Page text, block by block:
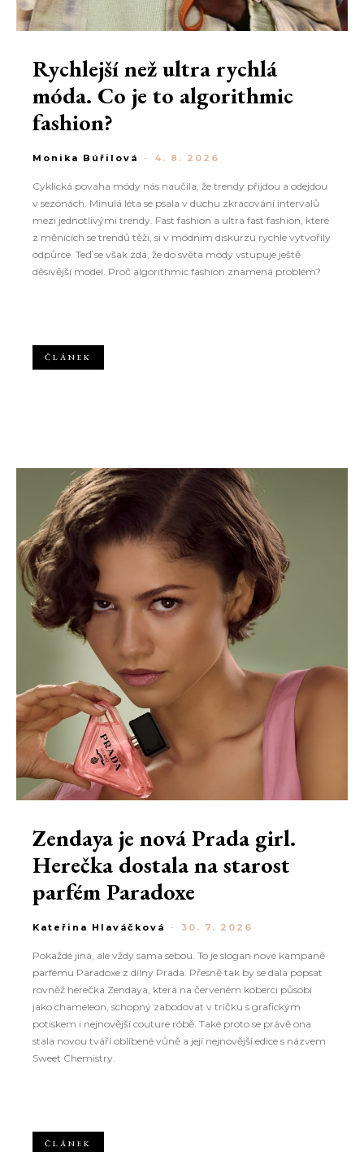
Rychlejší než ultra rychlá
móda. Co je to algorithmic
fashion?
Monika Búřilová - 4. 8. 2026
Cyklická povaha módy nás naučila, že trendy přijdou a odejdou
v sezónách. Minulá léta se psala v duchu zkracování intervalů
mezi jednotlivými trendy. Fast fashion a ultra fast fashion, které
z měnících se trendů těží, si v módním diskurzu rychle vytvořily
odpůrce. Teď se však zdá, že do světa módy vstupuje ještě
děsivější model. Proč algorithmic fashion znamená problém?
ČLÁNEK
Zendaya je nová Prada girl.
Herečka dostala na starost
parfém Paradoxe
Kateřina Hlaváčková - 30. 7. 2026
Pokaždé jiná, ale vždy sama sebou. To je slogan nové kampaně
parfému Paradoxe z dílny Prada. Přesně tak by se dala popsat
rovněž herečka Zendaya, která na červeném koberci působí
jako chameleon, schopný zabodovat v tričku s grafickým
potiskem i nejnovější couture róbě. Také proto se právě ona
stala novou tváří oblíbené vůně a její nejnovější edice s názvem
Sweet Chemistry.
ČLÁNEK